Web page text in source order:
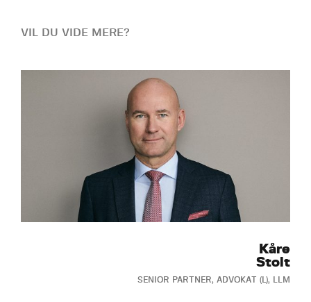
VIL DU VIDE MERE?
Kåre
Stolt
SENIOR PARTNER, ADVOKAT (L), LLM